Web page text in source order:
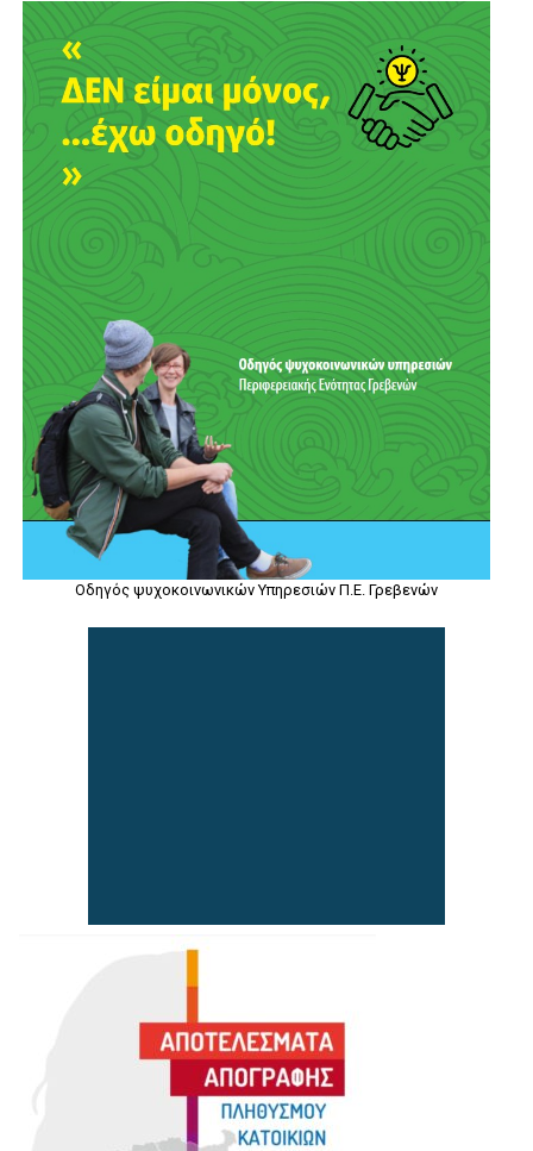
Οδηγός ψυχοκοινωνικών Υπηρεσιών Π.Ε. Γρεβενών